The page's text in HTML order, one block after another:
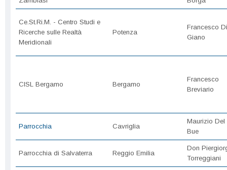
Ce.St.Ri.M. - Centro Studi e
Ricerche sulle Realtà
Meridionali
Potenza
Francesco Di
Giano
CISL Bergamo Bergamo
Francesco
Breviario
Parrocchia Cavriglia
Maurizio Del
Bue
Parrocchia di Salvaterra Reggio Emilia
Don
Torreggiani